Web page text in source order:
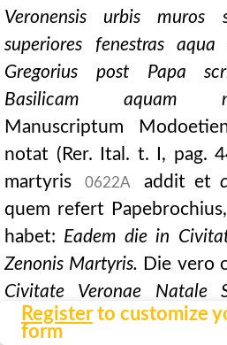
Veronensis urbis
superiores fenestras aqua
Gregorius post Papa
Basilicam aquam
Manuscriptum
notat (Rer. Ital. t. I, pag.
martyris
0622A addit et
quem refert
habet: Eadem die in
Zenonis Martyris. Die vero
Civitate Veronae Natale
Rabanus autem scripsit
Register to customize
form